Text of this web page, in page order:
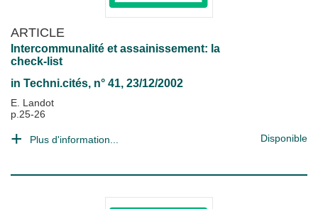
ARTICLE
Intercommunalité et assainissement: la
check-list
in Techni.cités, n° 41, 23/12/2002
E. Landot
p.25-26
Plus d'information... Disponible